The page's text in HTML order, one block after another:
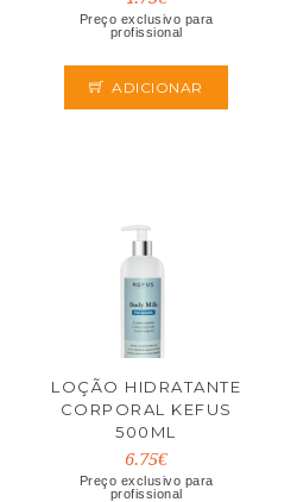
Preço exclusivo para
profissional
ADICIONAR
LOÇÃO HIDRATANTE
CORPORAL KEFUS
500ML
6.75€
Preço exclusivo para
profissional